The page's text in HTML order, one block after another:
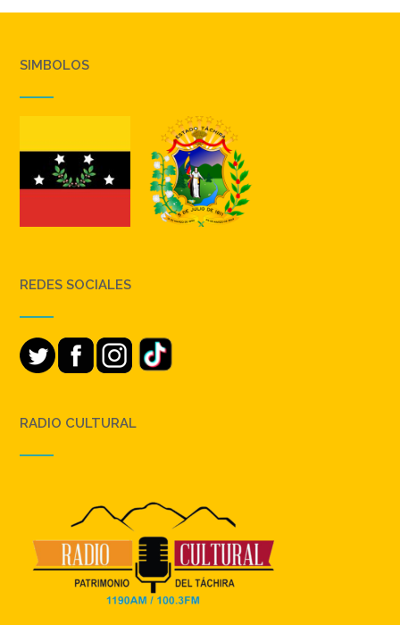
SIMBOLOS
REDES SOCIALES
RADIO CULTURAL